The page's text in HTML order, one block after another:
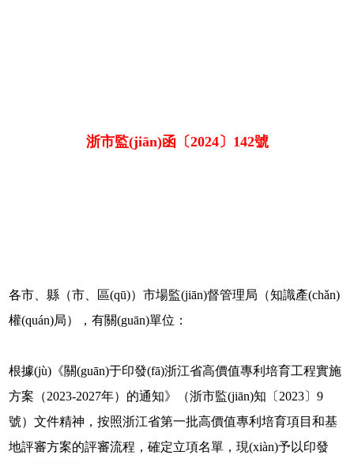
浙市監(jiān)函〔2024〕142號
各市、縣（市、區(qū)）市場監(jiān)督管理局（知識產(chǎn)
權(quán)局），有關(guān)單位：
根據(jù)《關(guān)于印發(fā)浙江省高價值專利培育工程實施
方案（2023-2027年）的通知》（浙市監(jiān)知〔2023〕9
號）文件精神，按照浙江省第一批高價值專利培育項目和基
地評審方案的評審流程，確定立項名單，現(xiàn)予以印發